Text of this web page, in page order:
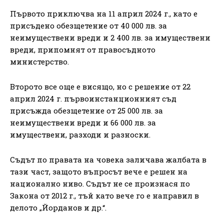
Първото приключва на 11 април 2024 г., като е
присъдено обезщетение от 40 000 лв. за
неимуществени вреди и 2 400 лв. за имуществени
вреди, припомнят от правосъдното
министерство.
Второто все още е висящо, но с решение от 22
април 2024 г. първоинстанционният съд
присъжда обезщетение от 25 000 лв. за
неимуществени вреди и 66 000 лв. за
имуществени, разходи и разноски.
Съдът по правата на човека заличава жалбата в
тази част, защото въпросът вече е решен на
национално ниво. Съдът не се произнася по
Закона от 2012 г., тъй като вече го е направил в
делото „Йорданов и др.“.